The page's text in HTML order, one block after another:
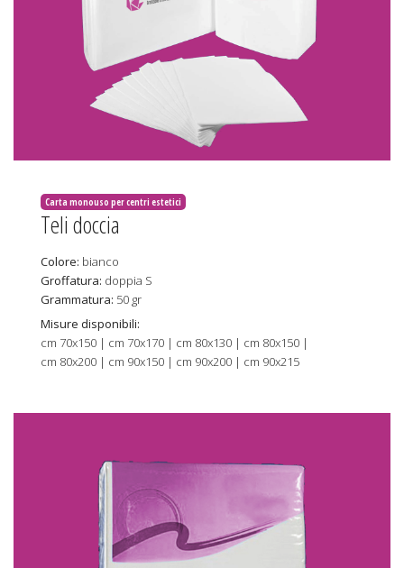
Carta monouso per centri estetici
Teli doccia
Colore: bianco
Groffatura: doppia S
Grammatura: 50 gr
Misure disponibili:
cm 70x150 | cm 70x170 | cm 80x130 | cm 80x150 |
cm 80x200 | cm 90x150 | cm 90x200 | cm 90x215